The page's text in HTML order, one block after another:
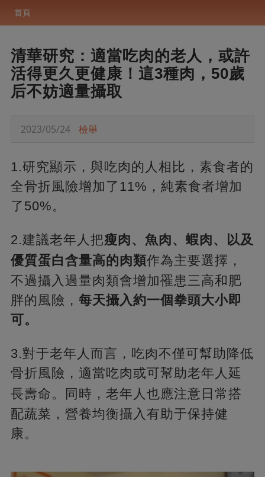
首頁
清華研究：適當吃肉的老人，或許
活得更久更健康！這3種肉，50歲
后不妨適量攝取
2023/05/24 檢舉
1.研究顯示，與吃肉的人相比，素食者的
全骨折風險增加了11%，純素食者增加
了50%。
2.建議老年人把瘦肉、魚肉、蝦肉、以及
優質蛋白含量高的肉類作為主要選擇，
不過攝入過量肉類會增加罹患三高和肥
胖的風險， 每天攝入約一個拳頭大小即
可。
3.對于老年人而言，吃肉不僅可幫助降低
骨折風險，適當吃肉或可幫助老年人延
長壽命。
同時，老年人也應注意日常搭
配蔬菜，營養均衡攝入有助于保持健
康。